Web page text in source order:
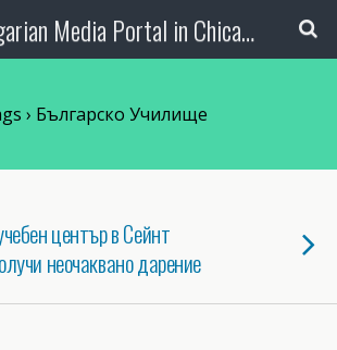
The Bulgarian Media Portal in Chicago
› Българско Училище
център в Сейнт
неочаквано дарение